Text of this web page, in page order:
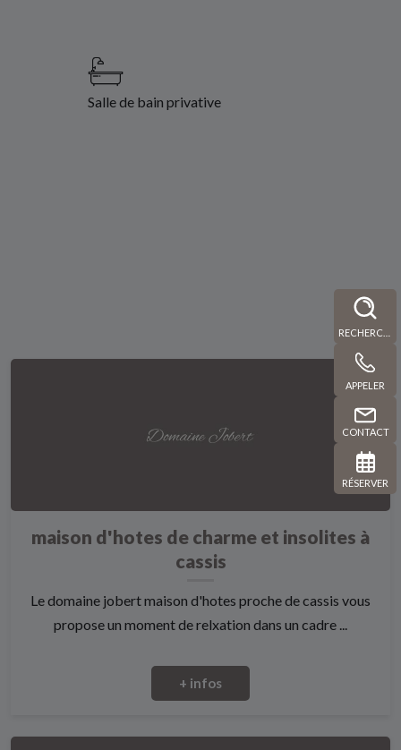
APPELER
CONTACT
RÉSERVER
Salle de bain privative
maison d'hotes de charme et insolites à
cassis
Le domaine jobert maison d'hotes proche de cassis vous
propose un moment de relxation dans un cadre ...
+ infos